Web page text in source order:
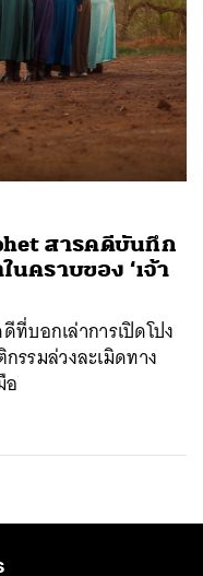
สารคดีบันทึก
คราบของ ‘เจ้า
ที่บอกเล่าการเปิดโปง
รรมล่วงละเมิดทาง
อ
EMAIL